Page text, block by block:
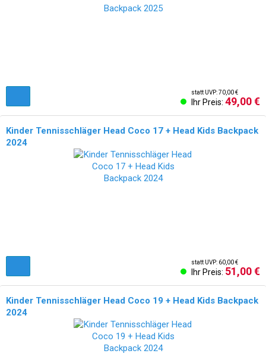
statt UVP: 70,00 €
Ihr Preis: 49,00 €
Kinder Tennisschläger Head Coco 17 + Head Kids Backpack
2024
statt UVP: 60,00 €
Ihr Preis: 51,00 €
Kinder Tennisschläger Head Coco 19 + Head Kids Backpack
2024